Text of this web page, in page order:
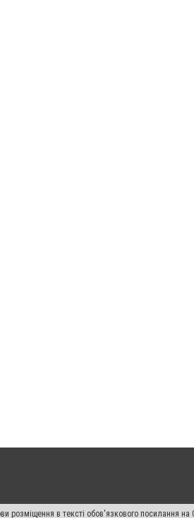
розміщення в тексті обов'язкового посилання